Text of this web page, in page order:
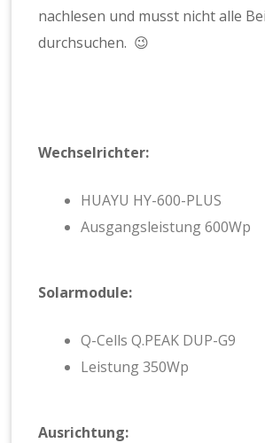
nachlesen und musst nicht alle
durchsuchen. 😉
Wechselrichter:
HUAYU HY-600-PLUS
Ausgangsleistung 600Wp
Solarmodule:
Q-Cells Q.PEAK DUP-G9
Leistung 350Wp
Ausrichtung: